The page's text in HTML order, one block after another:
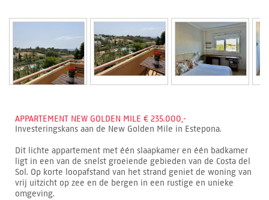
APPARTEMENT NEW GOLDEN MILE € 235.000,-
Investeringskans aan de New Golden Mile in Estepona.
Dit lichte appartement met één slaapkamer en één badkamer
ligt in een van de snelst groeiende gebieden van de Costa del
Sol. Op korte loopafstand van het strand geniet de woning van
vrij uitzicht op zee en de bergen in een rustige en unieke
omgeving.